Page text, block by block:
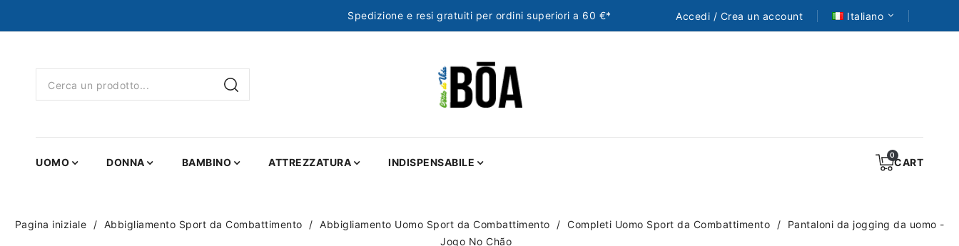
Spedizione e resi gratuiti per ordini superiori a 60 €* Accedi / Crea un account Italiano
UOMO DONNA BAMBINO ATTREZZATURA INDISPENSABILE CART
Pagina iniziale Abbigliamento Sport da Combattimento Abbigliamento Uomo Sport da Combattimento Completi Uomo Sport da Combattimento
Pantaloni da jogging da uomo -
Jogo No Chão